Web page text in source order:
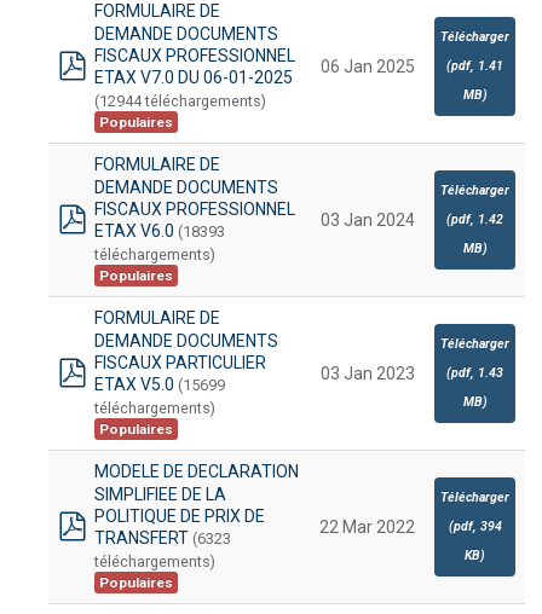
pdf
FORMULAIRE DE
DEMANDE DOCUMENTS
FISCAUX PROFESSIONNEL
ETAX V7.0 DU 06-01-2025
(12944 téléchargements)
Populaires
06 Jan 2025
Télécharger
(pdf, 1.41
MB)
pdf
FORMULAIRE DE
DEMANDE DOCUMENTS
FISCAUX PROFESSIONNEL
ETAX V6.0 (18393
téléchargements)
Populaires
03 Jan 2024
Télécharger
(pdf, 1.42
MB)
pdf
FORMULAIRE DE
DEMANDE DOCUMENTS
FISCAUX PARTICULIER
ETAX V5.0 (15699
téléchargements)
Populaires
03 Jan 2023
Télécharger
(pdf, 1.43
MB)
pdf
MODELE DE DECLARATION
SIMPLIFIEE DE LA
POLITIQUE DE PRIX DE
TRANSFERT (6323
téléchargements)
Populaires
22 Mar 2022
Télécharger
(pdf, 394
KB)